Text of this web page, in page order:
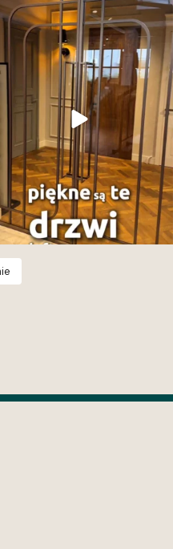
Drzwi nie muszą jedynie oddzielać
Mogą ją definiować. To jeden
elementów wnętrza –
subtelny, ale decydujący o jego
charakterze. Eleganckie, nowoczesne,
Odkryj kolekcje drzwi w
Design i przekonaj się, jak jeden
detal potrafi odmienić całe wnętrze.
1 0